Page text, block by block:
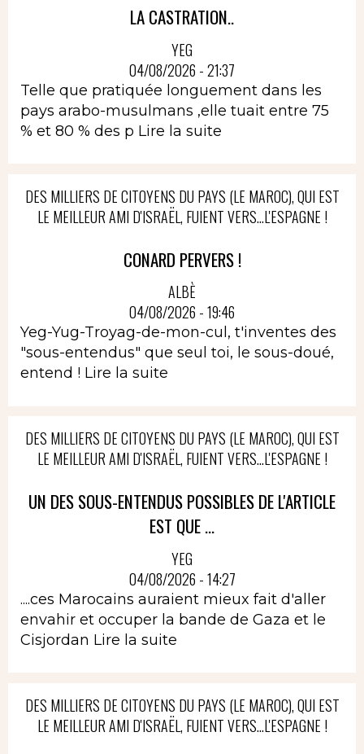
LA CASTRATION..
YEG
04/08/2026 - 21:37
Telle que pratiquée longuement dans les
pays arabo-musulmans ,elle tuait entre 75
% et 80 % des p Lire la suite
DES MILLIERS DE CITOYENS DU PAYS (LE MAROC), QUI EST
LE MEILLEUR AMI D'ISRAËL, FUIENT VERS...L'ESPAGNE !
CONARD PERVERS !
ALBÈ
04/08/2026 - 19:46
Yeg-Yug-Troyag-de-mon-cul, t'inventes des
"sous-entendus" que seul toi, le sous-doué,
entend ! Lire la suite
DES MILLIERS DE CITOYENS DU PAYS (LE MAROC), QUI EST
LE MEILLEUR AMI D'ISRAËL, FUIENT VERS...L'ESPAGNE !
UN DES SOUS-ENTENDUS POSSIBLES DE L'ARTICLE
EST QUE ...
YEG
04/08/2026 - 14:27
....ces Marocains auraient mieux fait d'aller
envahir et occuper la bande de Gaza et le
Cisjordan Lire la suite
DES MILLIERS DE CITOYENS DU PAYS (LE MAROC), QUI EST
LE MEILLEUR AMI D'ISRAËL, FUIENT VERS...L'ESPAGNE !